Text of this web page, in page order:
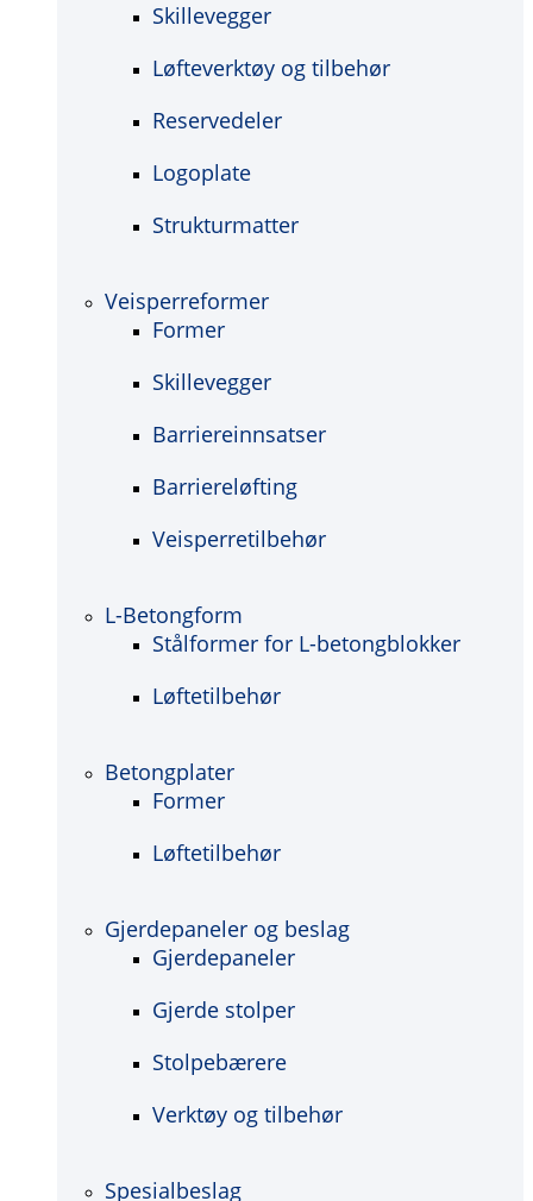
Skillevegger
Løfteverktøy og tilbehør
Reservedeler
Logoplate
Strukturmatter
Veisperreformer
Former
Skillevegger
Barriereinnsatser
Barriereløfting
Veisperretilbehør
L-Betongform
Stålformer for L-betongblokker
Løftetilbehør
Betongplater
Former
Løftetilbehør
Gjerdepaneler og beslag
Gjerdepaneler
Gjerde stolper
Stolpebærere
Verktøy og tilbehør
Spesialbeslag